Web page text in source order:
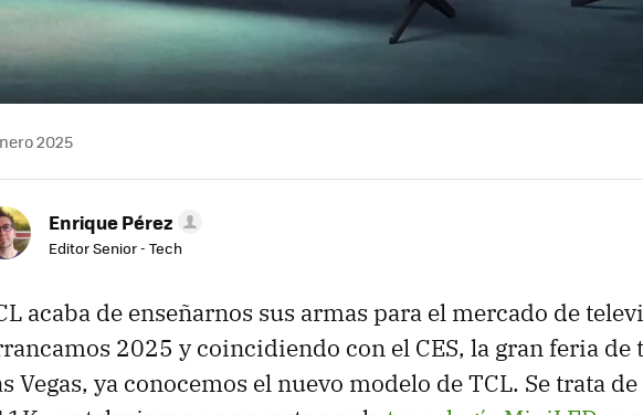
2025
Enrique Pérez
Editor Senior - Tech
acaba de enseñarnos sus armas para el mercado de
2025 y coincidiendo con el CES, la gran feria de
Vegas, ya conocemos el nuevo modelo de TCL. Se trata